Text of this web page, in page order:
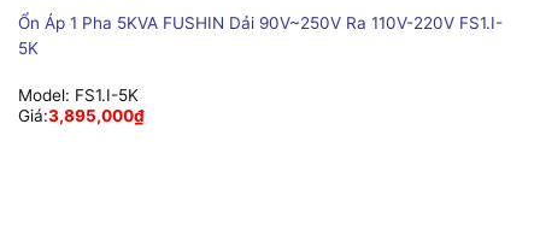
Ổn Áp 1 Pha 5KVA FUSHIN Dải 90V~250V Ra 110V-220V FS1.I-
5K
Model: FS1.I-5K
Giá:3,895,000₫